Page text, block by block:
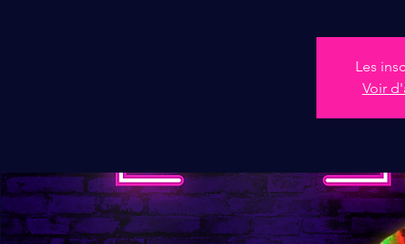
Les
Voir